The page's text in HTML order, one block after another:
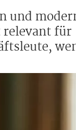
und
relevant für